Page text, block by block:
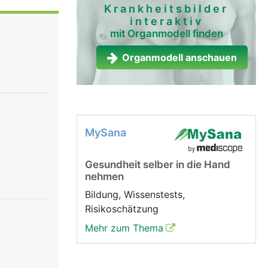
zur
Urin.
Krankheitsbilder
interaktiv
mit Organmodell finden
Organmodell anschauen
MySana
Gesundheit selber in die Hand
nehmen
Bildung, Wissenstests,
Risikoschätzung
Mehr zum Thema